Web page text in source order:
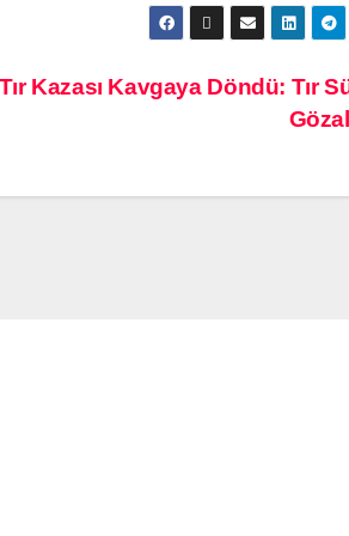
Kazası Kavgaya Döndü: Tır